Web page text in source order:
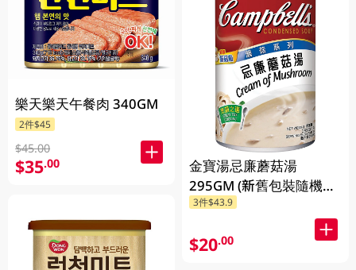
樂天樂天午餐肉 340GM
2件$45
$45.00
$35.00
金寶湯忌廉蘑菇湯
295GM (新舊包裝隨機發
貨) (包裝隨機發放)
3件$43.9
$20.00